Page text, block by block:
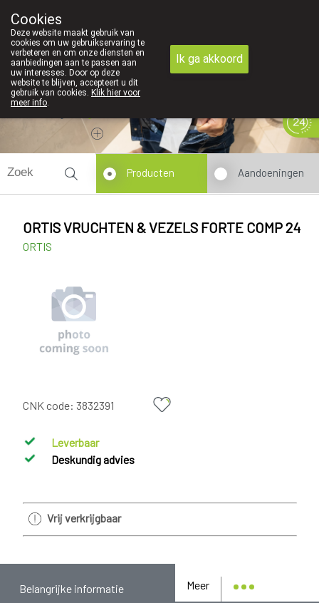
Producten Aandoeningen
ORTIS VRUCHTEN & VEZELS FORTE COMP 24
ORTIS
CNK code: 3832391
Leverbaar
Deskundig advies
Vrij verkrijgbaar
Meer
Belangrijke informatie
Cookies
Deze website maakt gebruik van
cookies om uw gebruikservaring te
verbeteren en om onze diensten en
aanbiedingen aan te passen aan
uw interesses. Door op deze
website te blijven, accepteert u dit
gebruik van cookies. Klik hier voor
meer info.
Ik ga akkoord